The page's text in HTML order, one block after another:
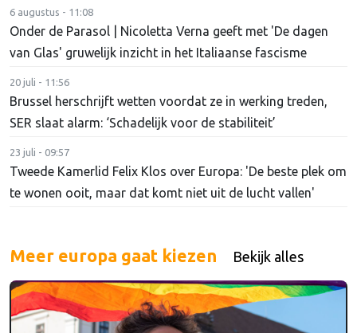
6 augustus - 11:08
Onder de Parasol | Nicoletta Verna geeft met 'De dagen
van Glas' gruwelijk inzicht in het Italiaanse fascisme
20 juli - 11:56
Brussel herschrijft wetten voordat ze in werking treden,
SER slaat alarm: ‘Schadelijk voor de stabiliteit’
23 juli - 09:57
Tweede Kamerlid Felix Klos over Europa: 'De beste plek om
te wonen ooit, maar dat komt niet uit de lucht vallen'
Meer europa gaat kiezen Bekijk alles